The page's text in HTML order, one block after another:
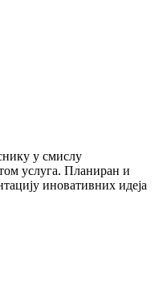
у смислу
услуга. Планиран и
иновативних идеја